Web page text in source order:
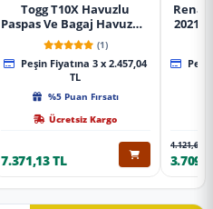
Togg T10X Havuzlu
Paspas Ve Bagaj Havuzu +
Siyah Organizer
(1)
Peşin Fiyatına 3 x 2.457,04
TL
%5 Puan Fırsatı
Ücretsiz Kargo
7.371,13 TL
2021
4.121,65 TL